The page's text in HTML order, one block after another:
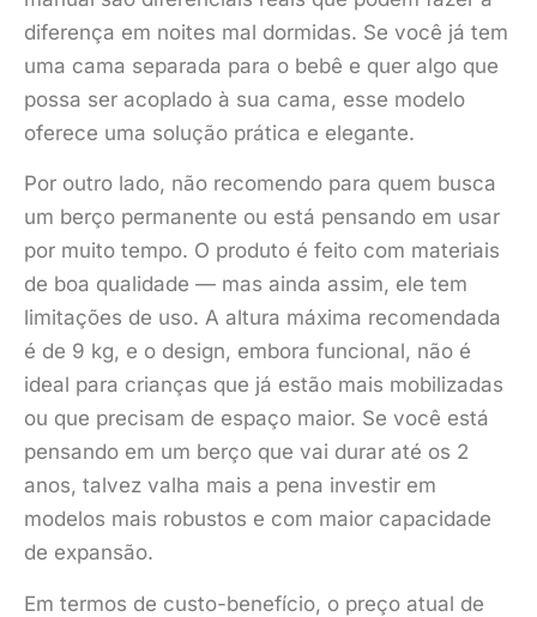
diferença em noites mal dormidas. Se você já tem
uma cama separada para o bebê e quer algo que
possa ser acoplado à sua cama, esse modelo
oferece uma solução prática e elegante.
Por outro lado, não recomendo para quem busca
um berço permanente ou está pensando em usar
por muito tempo. O produto é feito com materiais
de boa qualidade — mas ainda assim, ele tem
limitações de uso. A altura máxima recomendada
é de 9 kg, e o design, embora funcional, não é
ideal para crianças que já estão mais mobilizadas
ou que precisam de espaço maior. Se você está
pensando em um berço que vai durar até os 2
anos, talvez valha mais a pena investir em
modelos mais robustos e com maior capacidade
de expansão.
Em termos de custo-benefício, o preço atual de